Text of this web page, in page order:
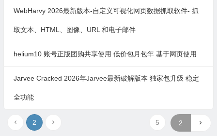
WebHarvy 2026最新版本-自定义可视化网页数据抓取软件- 抓
取文本、HTML、图像、URL 和电子邮件
helium10 账号正版团购共享使用 低价包月包年 基于网页使用
Jarvee Cracked 2026年Jarvee最新破解版本 独家包升级 稳定
全功能
5
2